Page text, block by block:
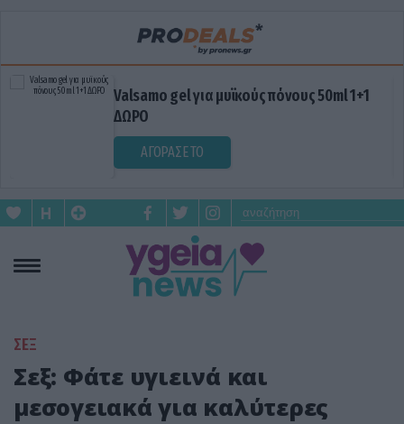
Valsamo gel για μυϊκούς πόνους 50ml 1+1
ΔΩΡΟ
ΑΓΟΡΑΣΕ ΤΟ
ΣΕΞ
Σεξ: Φάτε υγιεινά και
μεσογειακά για καλύτερες